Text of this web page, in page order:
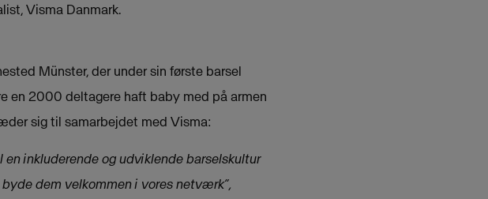
Visma Danmark.
Münster, der under sin første barsel
en 2000 deltagere haft baby med på armen
sig til samarbejdet med Visma:
inkluderende og udviklende barselskultur
dem velkommen i vores netværk”,